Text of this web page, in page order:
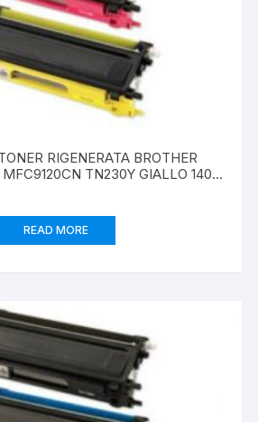
RIGENERATA BROTHER
GIALLO 1400
READ MORE